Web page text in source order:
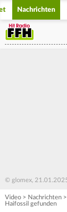
Nachrichten
© glomex,
Video > Nachrichten >
Haifossil gefunden